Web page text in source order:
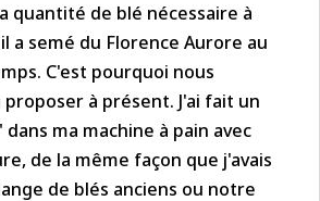
quantité de blé nécessaire à
a semé du Florence Aurore au
C'est pourquoi nous
proposer à présent. J'ai fait un
ma machine à pain avec
de la même façon que j'avais
de blés anciens ou notre